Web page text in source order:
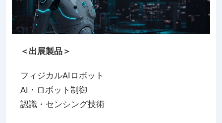
＜出展製品＞
フィジカルAIロボット
AI・ロボット制御
認識・センシング技術